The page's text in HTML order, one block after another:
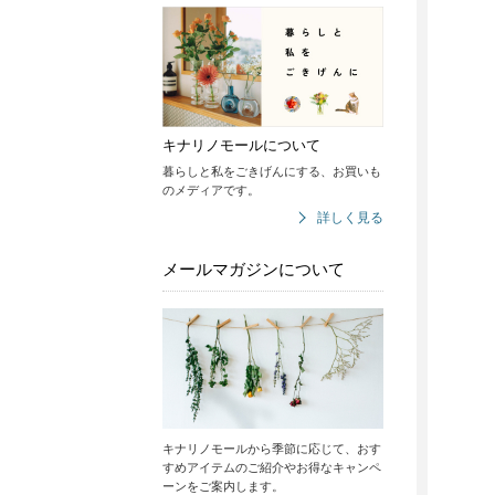
キナリノモールについて
暮らしと私をごきげんにする、お買いも
のメディアです。
詳しく見る
メールマガジンについて
キナリノモールから季節に応じて、おす
すめアイテムのご紹介やお得なキャンペ
ーンをご案内します。